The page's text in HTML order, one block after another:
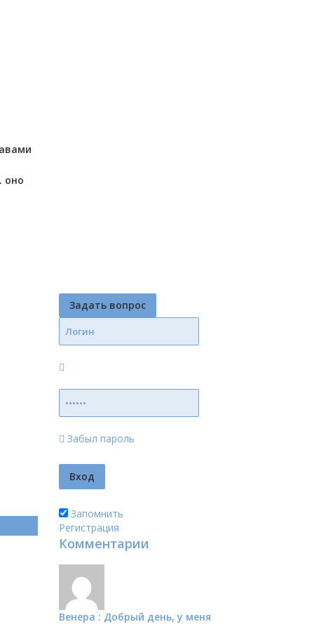
оно
Задать вопрос
Забыл пароль
Запомнить
Регистрация
Комментарии
Венера : Добрый день, у меня